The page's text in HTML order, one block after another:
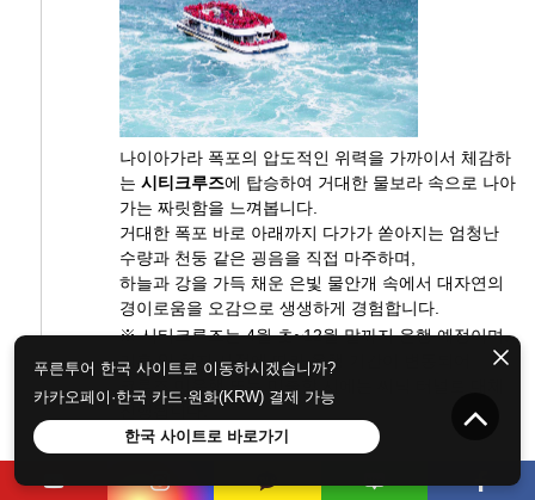
나이아가라 폭포의 압도적인 위력을 가까이서 체감하
는 시티크루즈에 탑승하여 거대한 물보라 속으로 나아
가는 짜릿함을 느껴봅니다.
거대한 폭포 바로 아래까지 다가가 쏟아지는 엄청난
수량과 천둥 같은 굉음을 직접 마주하며,
하늘과 강을 가득 채운 은빛 물안개 속에서 대자연의
경이로움을 오감으로 생생하게 경험합니다.
※ 시티크루즈는 4월 초~12월 말까지 운행 예정이며,
기후 및 현지 사정에 따라 운행 기간이 변동되어
진행됩니다.
푸른투어 한국 사이트로 이동하시겠습니까?
카카오페이·한국 카드·원화(KRW) 결제 가능
한국 사이트로 바로가기